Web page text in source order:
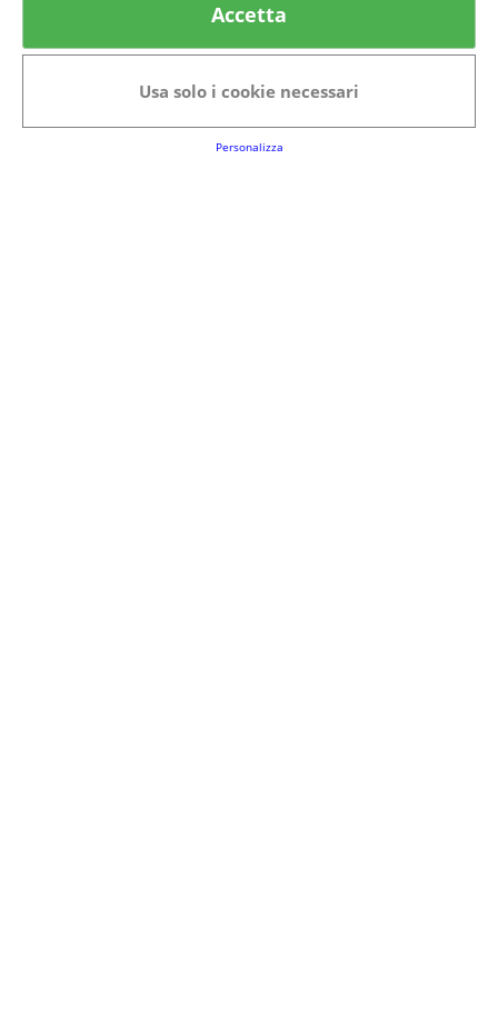
Categorie in evidenza
Alimenti e bevande
Senior
Accetta
Usa solo i cookie necessari
Personalizza